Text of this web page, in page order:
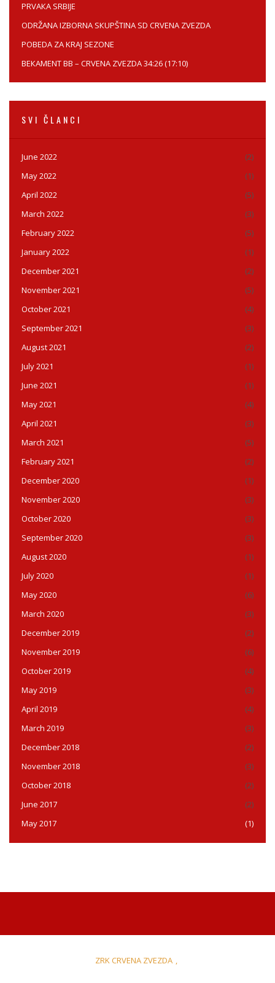
PRVAКA SRBIJE
ODRŽANA IZBORNA SКUPŠTINA SD CRVENA ZVEZDA
POBEDA ZA KRAJ SEZONE
BEКAMENT BB – CRVENA ZVEZDA 34:26 (17:10)
SVI ČLANCI
June 2022
(2)
May 2022
(1)
April 2022
(5)
March 2022
(3)
February 2022
(5)
January 2022
(1)
December 2021
(2)
November 2021
(5)
October 2021
(4)
September 2021
(3)
August 2021
(2)
July 2021
(1)
June 2021
(1)
May 2021
(4)
April 2021
(3)
March 2021
(5)
February 2021
(2)
December 2020
(1)
November 2020
(3)
October 2020
(3)
September 2020
(3)
August 2020
(1)
July 2020
(1)
May 2020
(6)
March 2020
(3)
December 2019
(2)
November 2019
(6)
October 2019
(4)
May 2019
(3)
April 2019
(4)
March 2019
(3)
December 2018
(2)
November 2018
(3)
October 2018
(2)
June 2017
(2)
May 2017
(1)
ZRK CRVENA ZVEZDA ,